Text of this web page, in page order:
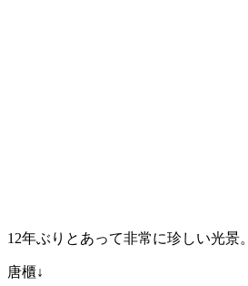
12年ぶりとあって非常に珍しい光景。
唐櫃↓